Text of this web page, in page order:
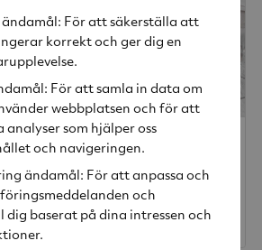
För att säkerställa att
korrekt och ger dig en
För att samla in data om
webbplatsen och för att
analyser som hjälper oss
och navigeringen.
ändamål: För att anpassa och
och
dig baserat på dina intressen och
Swedish Grace Uppläggningsfat 40x29 cm snö
175 kr